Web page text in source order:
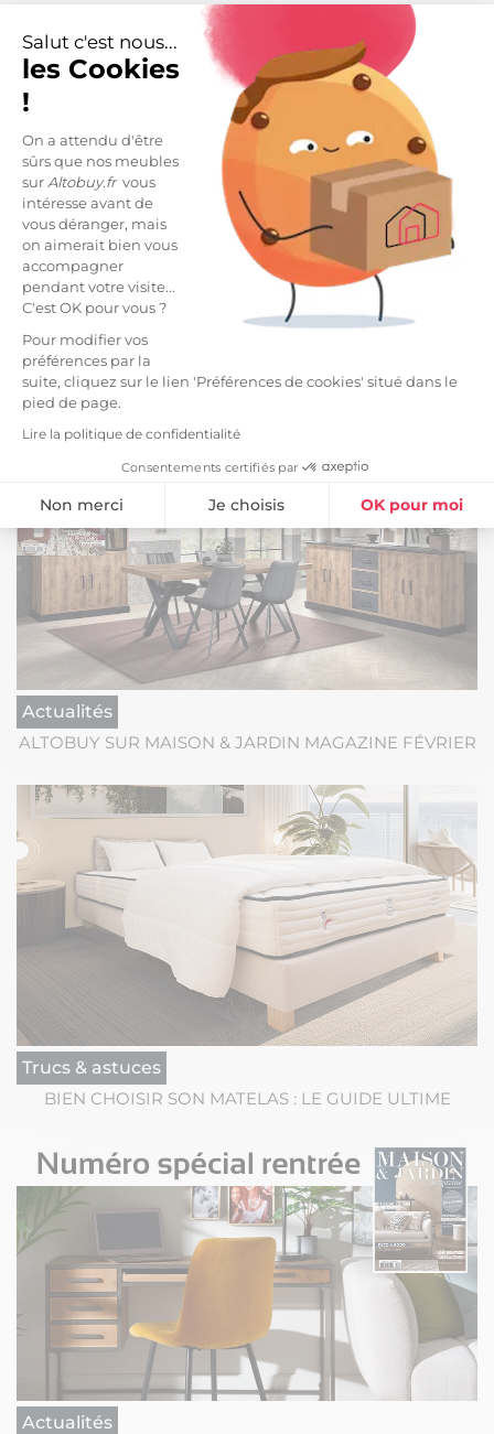
Salut c'est nous...
les Cookies
!
On a attendu d'être
sûrs que nos meubles
sur Altobuy.frvous
intéresse avant de
vous déranger, mais
on aimerait bien vous
accompagner
pendant votre visite...
C'est OK pour vous ?
Pour modifier vos
préférences par la
suite, cliquez sur le lien 'Préférences de cookies' situé dans le
pied de page.
Lire la politique de confidentialité
Consentements certifiés par
Non merci Je choisis OK pour moi
Axeptio consent
Plateforme de Gestion du Consentement : Personnalisez vos
Notre plateforme vous permet d'adapter et de gérer vos
Retour en haut
Table basse et table d'appoint de jardin
Retrouvez nos différentes collections detable basse de
jardin. Plusieurs coloris comme vert, noir, gris anthracite
et plus encore.
Découvrez nostables d'appoint
d'extérieurenteck, métal. Pratique pour poser
son verre au bord de la piscine ou pour décorer votre
jardin.
Mettez du soleil sur votre terrasse et ajoutez du bonheur
à votre vie !
S'INSPIRER
Actualités
ALTOBUY SUR MAISON & JARDIN MAGAZINE FÉVRIER
Trucs & astuces
BIEN CHOISIR SON MATELAS : LE GUIDE ULTIME
Actualités